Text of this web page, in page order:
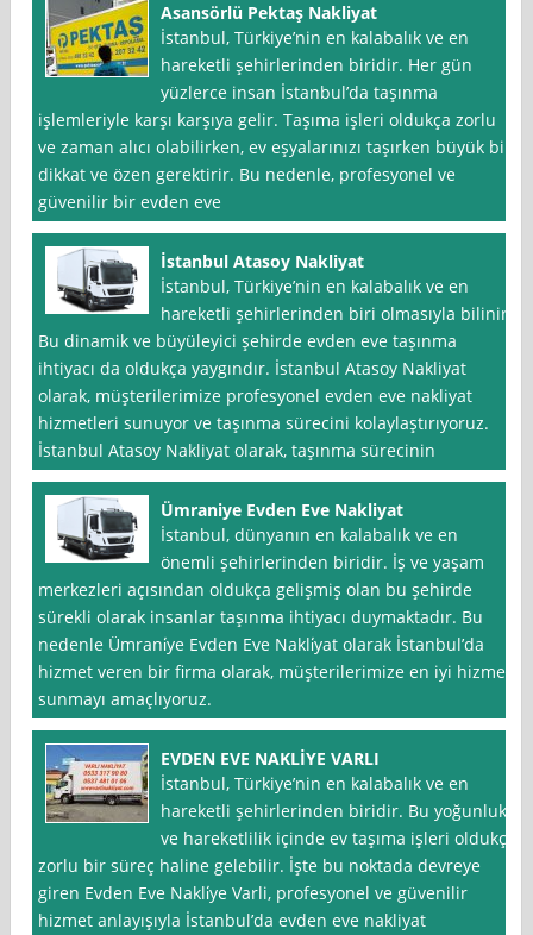
Asansörlü Pektaş Nakliyat
İstanbul, Türkiye’nin en kalabalık ve en
hareketli şehirlerinden biridir. Her gün
yüzlerce insan İstanbul’da taşınma
işlemleriyle karşı karşıya gelir. Taşıma işleri oldukça zorlu
ve zaman alıcı olabilirken, ev eşyalarınızı taşırken büyük bir
dikkat ve özen gerektirir. Bu nedenle, profesyonel ve
güvenilir bir evden eve
İstanbul Atasoy Nakliyat
İstanbul, Türkiye’nin en kalabalık ve en
hareketli şehirlerinden biri olmasıyla bilinir.
Bu dinamik ve büyüleyici şehirde evden eve taşınma
ihtiyacı da oldukça yaygındır. İstanbul Atasoy Nakliyat
olarak, müşterilerimize profesyonel evden eve nakliyat
hizmetleri sunuyor ve taşınma sürecini kolaylaştırıyoruz.
İstanbul Atasoy Nakliyat olarak, taşınma sürecinin
Ümraniye Evden Eve Nakliyat
İstanbul, dünyanın en kalabalık ve en
önemli şehirlerinden biridir. İş ve yaşam
merkezleri açısından oldukça gelişmiş olan bu şehirde
sürekli olarak insanlar taşınma ihtiyacı duymaktadır. Bu
nedenle Ümrani̇ye Evden Eve Nakli̇yat olarak İstanbul’da
hizmet veren bir firma olarak, müşterilerimize en iyi hizmeti
sunmayı amaçlıyoruz.
EVDEN EVE NAKLİYE VARLI
İstanbul, Türkiye’nin en kalabalık ve en
hareketli şehirlerinden biridir. Bu yoğunluk
ve hareketlilik içinde ev taşıma işleri oldukça
zorlu bir süreç haline gelebilir. İşte bu noktada devreye
giren Evden Eve Nakli̇ye Varli, profesyonel ve güvenilir
hizmet anlayışıyla İstanbul’da evden eve nakliyat